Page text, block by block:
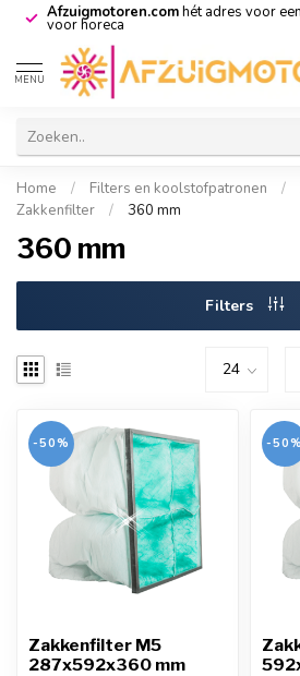
Afzuigmotoren.comhét adres voor
voor horeca
MENU
Home / Filters en koolstofpatronen /
Zakkenfilter
/ 360 mm
360 mm
Filters
-50%
Zakkenfilter M5
287x592x360 mm
-50%